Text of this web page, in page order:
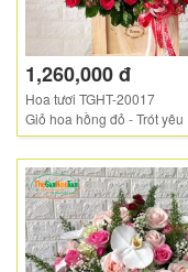
1,260,000 đ
Hoa tươi TGHT-20017
Giỏ hoa hồng đỏ - Trót yêu